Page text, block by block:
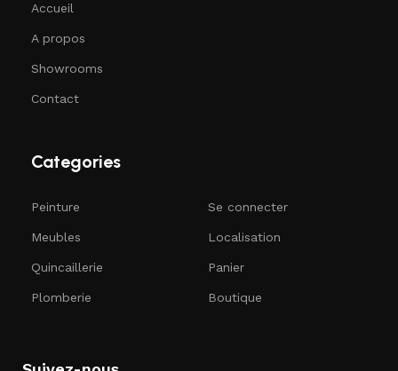
Accueil
A propos
Showrooms
Contact
Categories
Peinture
Meubles
Quincaillerie
Plomberie
Se connecter
Localisation
Panier
Boutique